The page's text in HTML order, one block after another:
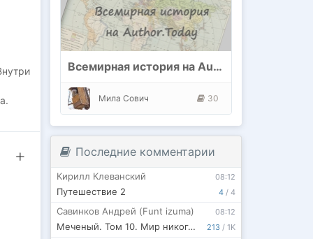
Пока
Всемирная история на Author.Today
Мила Сович 30
Последние комментарии
4 / 4
08:12
Кирилл Клеванский
Путешествие 2
213 / 1K
08:12
Савинков Андрей (Funt izuma)
Меченый. Том 10. Мир никогда не будет прежним